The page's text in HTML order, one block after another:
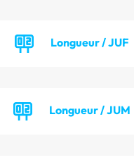
Longueur / JUF
Longueur / JUM